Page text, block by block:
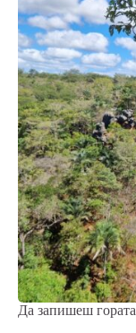
Да запишеш гората